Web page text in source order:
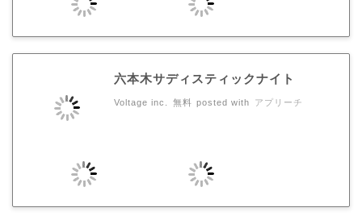
六本木サディスティックナイト
Voltage inc. 無料 posted with アプリーチ